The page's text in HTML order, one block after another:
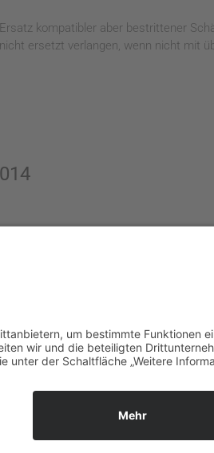
kompatibler aber bestrittener
ersetzt verlangen, wenn nicht mit